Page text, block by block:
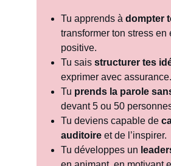
Tu apprends à dompter
transformer ton stress en
positive.
Tu sais structurer tes
exprimer avec assurance.
Tu prends la parole
devant 5 ou 50
Tu deviens capable de
auditoire et de l’inspirer.
Tu développes un